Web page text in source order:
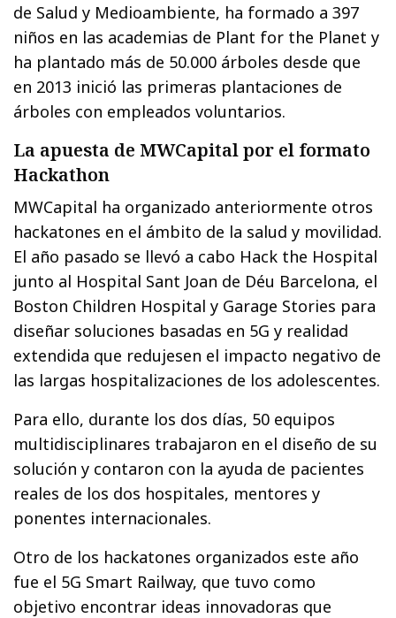
de Salud y Medioambiente, ha formado a 397
niños en las academias de Plant for the Planet y
ha plantado más de 50.000 árboles desde que
en 2013 inició las primeras plantaciones de
árboles con empleados voluntarios.
La apuesta de MWCapital por el formato
Hackathon
MWCapital ha organizado anteriormente otros
hackatones en el ámbito de la salud y movilidad.
El año pasado se llevó a cabo Hack the Hospital
junto al Hospital Sant Joan de Déu Barcelona, el
Boston Children Hospital y Garage Stories para
diseñar soluciones basadas en 5G y realidad
extendida que redujesen el impacto negativo de
las largas hospitalizaciones de los adolescentes.
Para ello, durante los dos días, 50 equipos
multidisciplinares trabajaron en el diseño de su
solución y contaron con la ayuda de pacientes
reales de los dos hospitales, mentores y
ponentes internacionales.
Otro de los hackatones organizados este año
fue el 5G Smart Railway, que tuvo como
objetivo encontrar ideas innovadoras que